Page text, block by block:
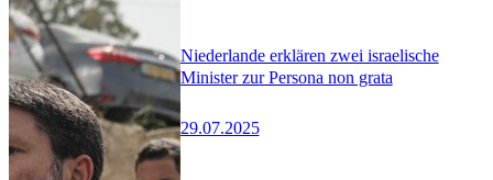
Niederlande erklären zwei israelische
Minister zur Persona non grata
29.07.2025